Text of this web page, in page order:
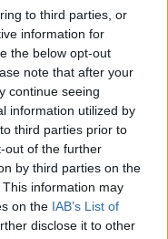
to third parties, or
information for
the below opt-out
note that after your
continue seeing
information utilized by
third parties prior to
out of the further
by third parties on the
This information may
on the IAB’s List of
disclose it to other